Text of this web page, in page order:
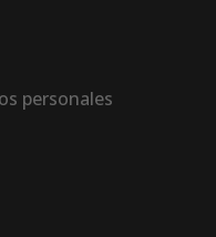
personales